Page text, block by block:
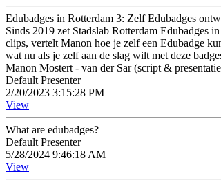
Edubadges in Rotterdam 3: Zelf Edubadges
Sinds 2019 zet Stadslab Rotterdam Edubadges
clips, vertelt Manon hoe je zelf een Edubadge
wat nu als je zelf aan de slag wilt met deze
Manon Mostert - van der Sar (script &
Default Presenter
2/20/2023 3:15:28 PM
View
What are edubadges?
Default Presenter
5/28/2024 9:46:18 AM
View